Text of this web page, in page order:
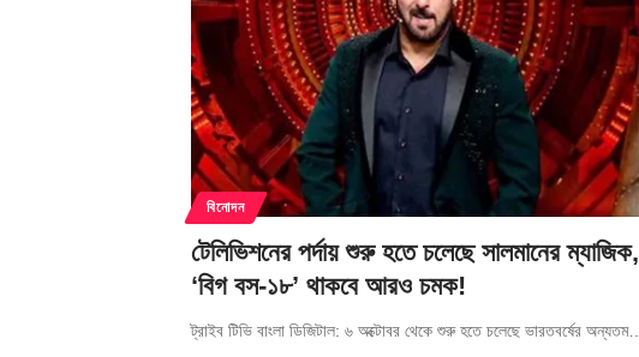
বিনোদন
টেলিভিশনের পর্দায় শুরু হতে চলেছে সালমানের ম্যাজিক,
‘বিগ বস-১৮’ থাকবে আরও চমক!
ট্রাইব টিভি বাংলা ডিজিটাল: ৬ অক্টোবর থেকে শুরু হতে চলেছে ভারতবর্ষের অন্যতম…